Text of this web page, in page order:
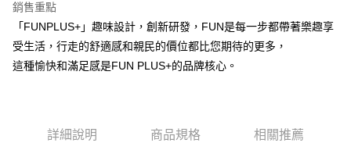
AFTEE先享後付
相關說明
【關於「AFTEE先享後付」】
AFTEE先享後付是「在收到商品之後才付款」的支付方式。 讓您購物簡單
便利好安心！
【「AFTEE先享後付」結帳流程】
每筆NT$80，滿NT$490(含以上)免運費
銷售重點
「FUNPLUS+」趣味設計，創新研發，FUN是每一步都帶著樂趣享
受生活，行走的舒適感和親民的價位都比您期待的更多，
這種愉快和滿足感是FUN PLUS+的品牌核心。
詳細說明 商品規格 相關推薦